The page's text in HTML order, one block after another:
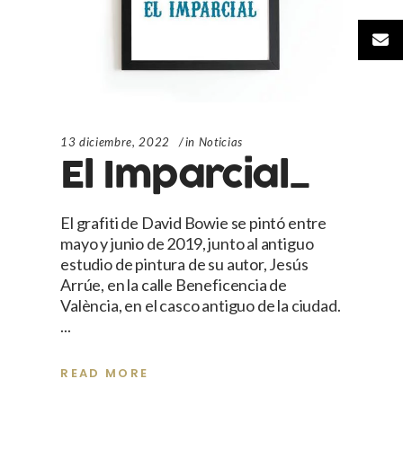
13 diciembre, 2022 in Noticias
El Imparcial_
El grafiti de David Bowie se pintó entre
mayo y junio de 2019, junto al antiguo
estudio de pintura de su autor, Jesús
Arrúe, en la calle Beneficencia de
València, en el casco antiguo de la ciudad.
READ MORE